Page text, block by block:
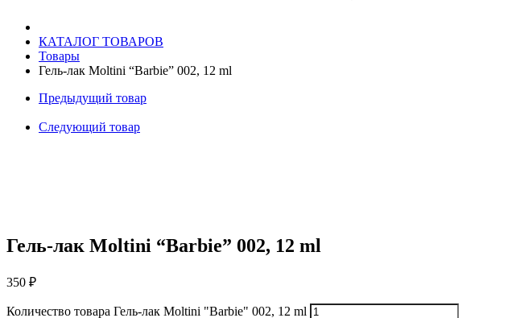
КАТАЛОГ ТОВАРОВ
Товары
Гель-лак Moltini “Barbie” 002, 12 ml
Предыдущий товар
Следующий товар
Гель-лак Moltini “Barbie” 002, 12 ml
350 ₽
Количество товара Гель-лак Moltini "Barbie" 002, 12 ml